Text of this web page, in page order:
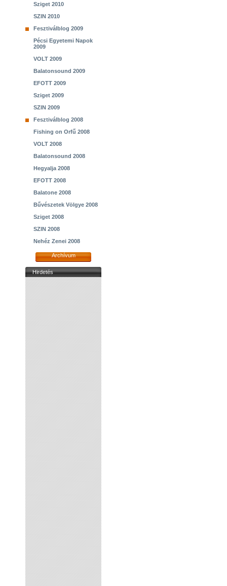
Sziget 2010
SZIN 2010
Fesztiválblog 2009
Pécsi Egyetemi Napok
2009
VOLT 2009
Balatonsound 2009
EFOTT 2009
Sziget 2009
SZIN 2009
Fesztiválblog 2008
Fishing on Orfű 2008
VOLT 2008
Balatonsound 2008
Hegyalja 2008
EFOTT 2008
Balatone 2008
Bűvészetek Völgye 2008
Sziget 2008
SZIN 2008
Nehéz Zenei 2008
Archívum
Hirdetés